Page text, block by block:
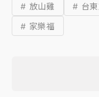
# 放山雞 # 台
# 家樂福